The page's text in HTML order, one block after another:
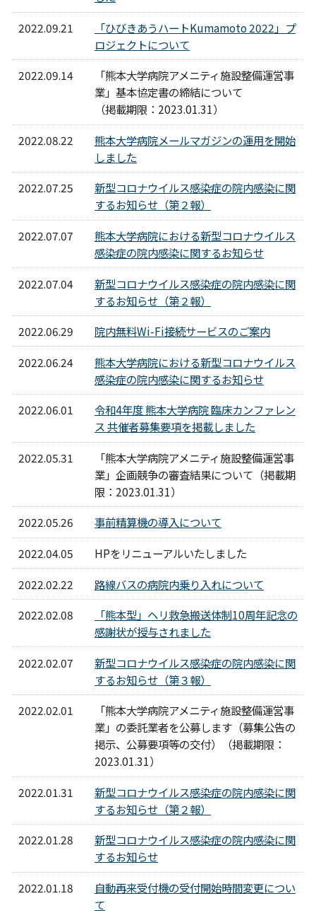
2022.09.21
「ひびきあうハートKumamoto 2022」プ
ロジェクトについて
2022.09.14
「熊本大学病院アメニティ施設整備運営事
業」基本協定書の締結について
（掲載期限：2023.01.31）
2022.08.22
熊本大学病院メールマガジンの運用を開始
しました
2022.07.25
新型コロナウイルス感染症の院内感染に関
するお知らせ（第２報）
2022.07.07
熊本大学病院における新型コロナウイルス
感染症の院内感染に関するお知らせ
2022.07.04
新型コロナウイルス感染症の院内感染に関
するお知らせ（第２報）
2022.06.29
院内無料Wi-Fi接続サービスのご案内
2022.06.24
熊本大学病院における新型コロナウイルス
感染症の院内感染に関するお知らせ
2022.06.01
令和4年度 熊本大学病院 臨床カンファレン
ス 共催者募集要項を掲載しました
2022.05.31
「熊本大学病院アメニティ施設整備運営事
業」企画競争の審査結果について（掲載期
限：2023.01.31）
2022.05.26
事前精算機の導入について
2022.04.05
HPをリニューアルいたしました
2022.02.22
路線バスの病院内乗り入れについて
2022.02.08
「熊本型」ヘリ救急搬送体制10周年記念の
感謝状が授与されました
2022.02.07
新型コロナウイルス感染症の院内感染に関
するお知らせ（第３報）
2022.02.01
「熊本大学病院アメニティ施設整備運営事
業」の委託業者を公募します（募集公告の
掲示、公募要項等の交付）（掲載期限：
2023.01.31）
2022.01.31
新型コロナウイルス感染症の院内感染に関
するお知らせ（第２報）
2022.01.28
新型コロナウイルス感染症の院内感染に関
するお知らせ
2022.01.18
自動再来受付機の受付開始時間変更につい
て